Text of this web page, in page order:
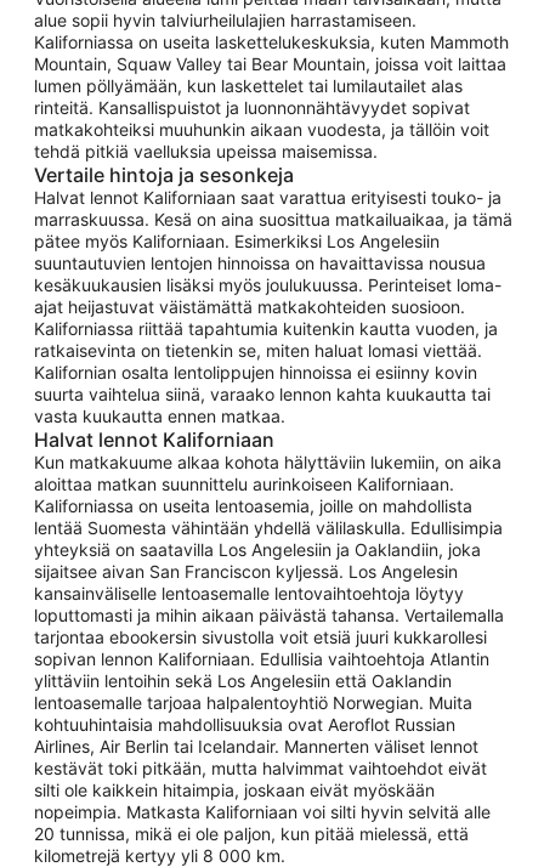
alue sopii hyvin talviurheilulajien harrastamiseen.
Kaliforniassa on useita laskettelukeskuksia, kuten Mammoth
Mountain, Squaw Valley tai Bear Mountain, joissa voit laittaa
lumen pöllyämään, kun laskettelet tai lumilautailet alas
rinteitä. Kansallispuistot ja luonnonnähtävyydet sopivat
matkakohteiksi muuhunkin aikaan vuodesta, ja tällöin voit
tehdä pitkiä vaelluksia upeissa maisemissa.
Vertaile hintoja ja sesonkeja
Halvat lennot Kaliforniaan saat varattua erityisesti touko- ja
marraskuussa. Kesä on aina suosittua matkailuaikaa, ja tämä
pätee myös Kaliforniaan. Esimerkiksi Los Angelesiin
suuntautuvien lentojen hinnoissa on havaittavissa nousua
kesäkuukausien lisäksi myös joulukuussa. Perinteiset loma-
ajat heijastuvat väistämättä matkakohteiden suosioon.
Kaliforniassa riittää tapahtumia kuitenkin kautta vuoden, ja
ratkaisevinta on tietenkin se, miten haluat lomasi viettää.
Kalifornian osalta lentolippujen hinnoissa ei esiinny kovin
suurta vaihtelua siinä, varaako lennon kahta kuukautta tai
vasta kuukautta ennen matkaa.
Halvat lennot Kaliforniaan
Kun matkakuume alkaa kohota hälyttäviin lukemiin, on aika
aloittaa matkan suunnittelu aurinkoiseen Kaliforniaan.
Kaliforniassa on useita lentoasemia, joille on mahdollista
lentää Suomesta vähintään yhdellä välilaskulla. Edullisimpia
yhteyksiä on saatavilla Los Angelesiin ja Oaklandiin, joka
sijaitsee aivan San Franciscon kyljessä. Los Angelesin
kansainväliselle lentoasemalle lentovaihtoehtoja löytyy
loputtomasti ja mihin aikaan päivästä tahansa. Vertailemalla
tarjontaa ebookersin sivustolla voit etsiä juuri kukkarollesi
sopivan lennon Kaliforniaan. Edullisia vaihtoehtoja Atlantin
ylittäviin lentoihin sekä Los Angelesiin että Oaklandin
lentoasemalle tarjoaa halpalentoyhtiö Norwegian. Muita
kohtuuhintaisia mahdollisuuksia ovat Aeroflot Russian
Airlines, Air Berlin tai Icelandair. Mannerten väliset lennot
kestävät toki pitkään, mutta halvimmat vaihtoehdot eivät
silti ole kaikkein hitaimpia, joskaan eivät myöskään
nopeimpia. Matkasta Kaliforniaan voi silti hyvin selvitä alle
20 tunnissa, mikä ei ole paljon, kun pitää mielessä, että
kilometrejä kertyy yli 8 000 km.